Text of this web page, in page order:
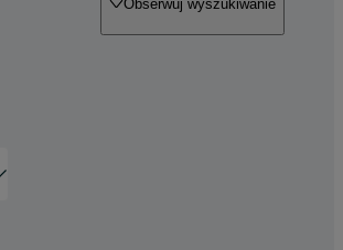
Obserwuj wyszukiwanie